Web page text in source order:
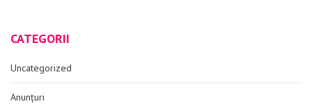
CATEGORII
Uncategorized
Anunțuri